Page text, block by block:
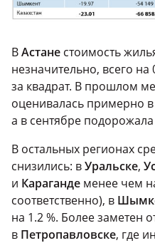
ВАстане стоимость
незначительно, всего на
за квадрат. В прошлом
оценивалась примерно в
а в сентябре
В остальных регионах
снизились: вУральске,
и Караганде менее чем
соответственно), в
на 1.2 %. Более заметен
в Петропавловске, где